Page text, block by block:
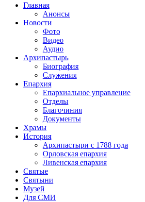
Главная
Анонсы
Новости
Фото
Видео
Аудио
Архипастырь
Биография
Служения
Епархия
Епархиальное управление
Отделы
Благочиния
Документы
Храмы
История
Архипастыри с 1788 года
Орловская епархия
Ливенская епархия
Святые
Святыни
Музей
Для СМИ